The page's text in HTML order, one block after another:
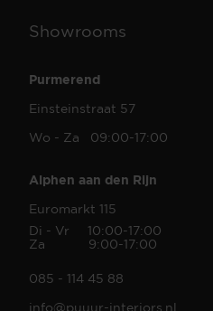
Showrooms
Purmerend
Einsteinstraat 57
Wo - Za 09:00-17:00
Alphen aan den Rijn
Euromarkt 115
Di - Vr 10:00-17:00
Za 9:00-17:00
085 - 114 45 88
info@puuur-interiors.nl